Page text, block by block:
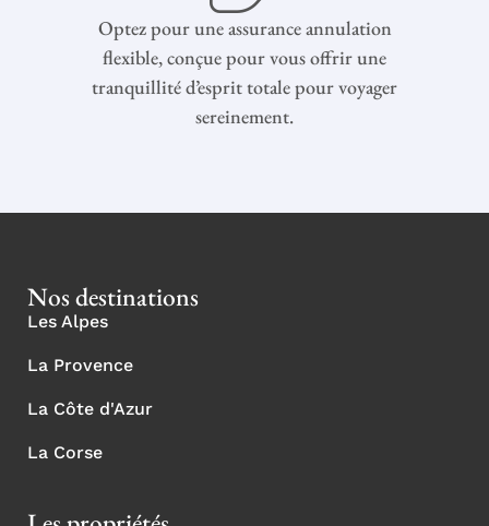
Optez pour une assurance annulation
flexible, conçue pour vous offrir une
tranquillité d’esprit totale pour voyager
sereinement.
Nos destinations
Les Alpes
La Provence
La Côte d'Azur
La Corse